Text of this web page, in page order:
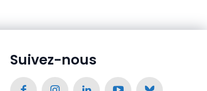
Suivez-nous